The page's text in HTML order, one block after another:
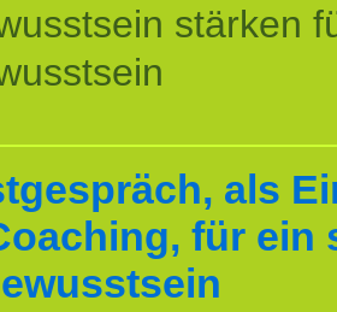
stärken
als
für ein